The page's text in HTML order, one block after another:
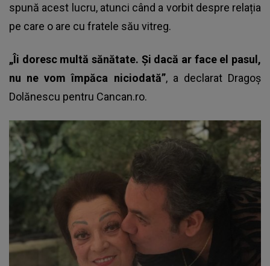
spună acest lucru, atunci când a vorbit despre relația
pe care o are cu fratele său vitreg.
„Îi doresc multă sănătate. Și dacă ar face el pasul,
nu ne vom împăca niciodată”, a declarat Dragoș
Dolănescu pentru Cancan.ro.